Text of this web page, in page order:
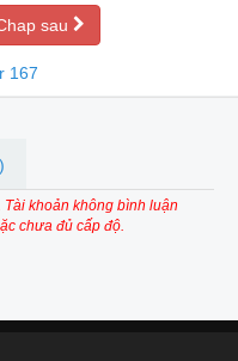
sau
167
)
khoản không bình luận
chưa đủ cấp độ.